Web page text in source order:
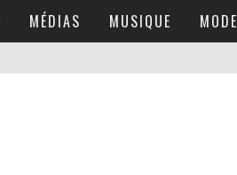
MÉDIAS MUSIQUE MODE